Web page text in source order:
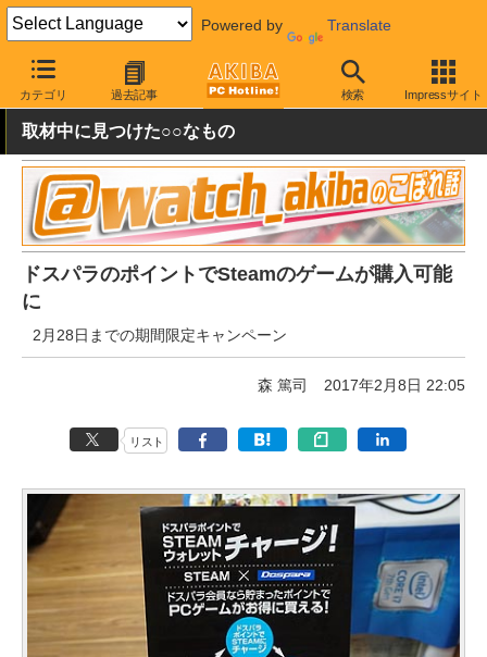
Powered by Translate
カテゴリ 過去記事 検索 Impressサイト
AKIBA PC Hotline! 秋葉原情報 キャンペーン情報 その他
取材中に見つけた○○なもの
ドスパラのポイントでSteamのゲームが購入可能
に
2月28日までの期間限定キャンペーン
森 篤司 2017年2月8日 22:05
リスト